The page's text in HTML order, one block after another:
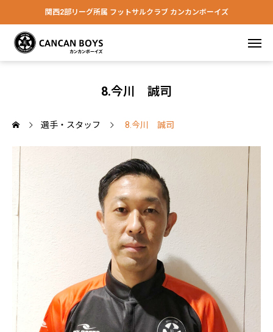
関西2部リーグ所属 フットサルクラブ カンカンボーイズ
8.今川 誠司
選手・スタッフ 8.今川 誠司